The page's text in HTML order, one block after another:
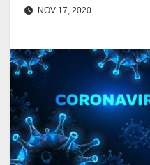
NOV 17, 2020